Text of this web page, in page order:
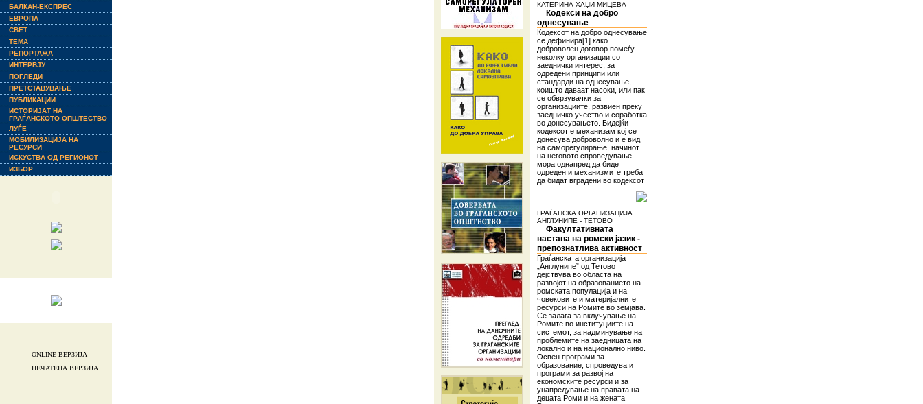
БАЛКАН-ЕКСПРЕС
ЕВРОПА
СВЕТ
ТЕМА
РЕПОРТАЖА
ИНТЕРВЈУ
ПОГЛЕДИ
ПРЕТСТАВУВАЊЕ
ПУБЛИКАЦИИ
ИСТОРИЈАТ НА
ГРАЃАНСКОТО ОПШТЕСТВО
ЛУЃЕ
МОБИЛИЗАЦИЈА НА
РЕСУРСИ
ИСКУСТВА ОД РЕГИОНОТ
ИЗБОР
ONLINE ВЕРЗИЈА
ПЕЧАТЕНА ВЕРЗИЈА
КАТЕРИНА ХАЏИ-МИЦЕВА
Кодекси на добро
однесување
Кодексот на добро однесување
се дефинира[1] како
доброволен договор помеѓу
неколку организации со
заеднички интерес, за
одредени принципи или
стандарди на однесување,
коишто даваат насоки, или пак
се обврзувачки за
организациите, развиен преку
заедничко учество и соработка
во донесувањето. Бидејќи
кодексот е механизам кој се
донесува доброволно и е вид
на саморегулирање, начинот
на неговото спроведување
мора однапред да биде
одреден и механизмите треба
да бидат вградени во кодексот
ГРАЃАНСКА ОРГАНИЗАЦИЈА
АНГЛУНИПЕ - ТЕТОВО
Факултативната
настава на ромски јазик -
препознатлива активност
Граѓанската организација
„Англунипе” од Тетово
дејствува во областа на
развојот на образованието на
ромската популација и на
човековите и материјалните
ресурси на Ромите во земјава.
Се залага за вклучување на
Ромите во институциите на
системот, за надминување на
проблемите на заедницата на
локално и на национално ниво.
Освен програми за
образование, спроведува и
програми за развој на
економските ресурси и за
унапредување на правата на
децата Роми и на жената